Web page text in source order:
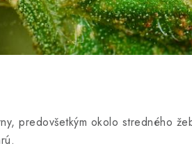
predovšetkým okolo stredného